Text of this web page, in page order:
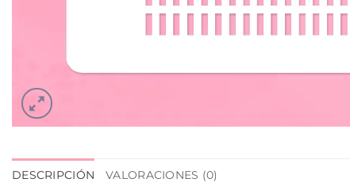
DESCRIPCIÓN VALORACIONES (0)